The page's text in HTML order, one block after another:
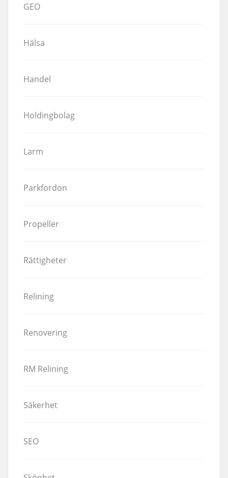
GEO
Hälsa
Handel
Holdingbolag
Larm
Parkfordon
Propeller
Rättigheter
Relining
Renovering
RM Relining
Säkerhet
SEO